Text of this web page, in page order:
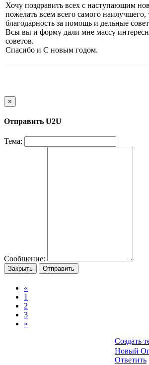
Хочу поздравить всех с наступающим
пожелать всем всего самого наилучшего,
благодарность за помощь и дельные
Всы вы и форму дали мне массу
советов.
Спасибо и С новым годом.
×
Отправить U2U
Тема:
Сообщение:
Закрыть Отправить
«
1
2
3
»
Создать
Новый
Ответить